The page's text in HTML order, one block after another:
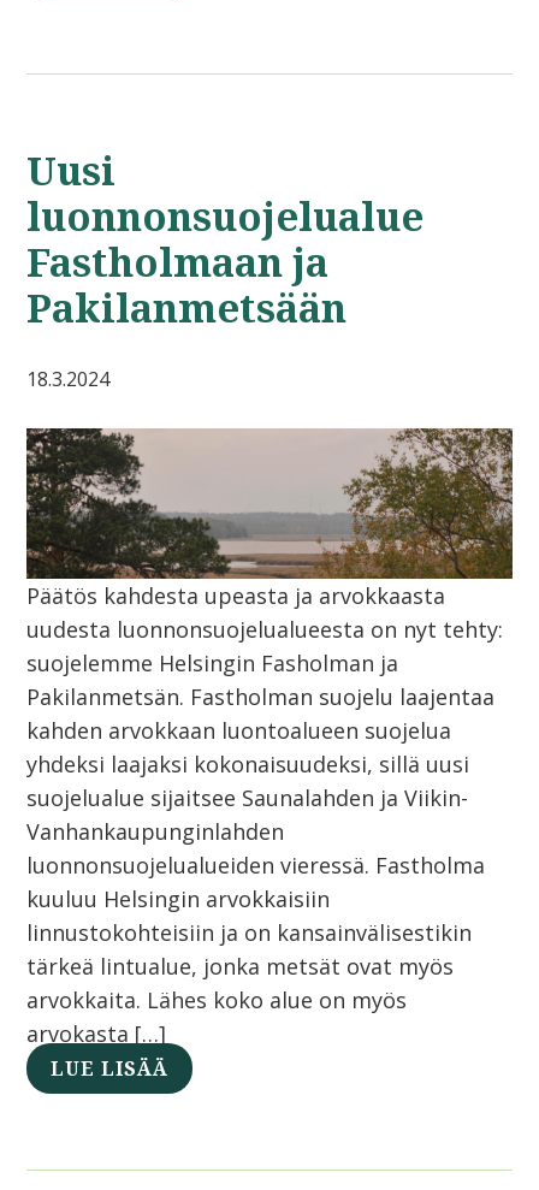
Uusi
luonnonsuojelualue
Fastholmaan ja
Pakilanmetsään
18.3.2024
Päätös kahdesta upeasta ja arvokkaasta
uudesta luonnonsuojelualueesta on nyt tehty:
suojelemme Helsingin Fasholman ja
Pakilanmetsän. Fastholman suojelu laajentaa
kahden arvokkaan luontoalueen suojelua
yhdeksi laajaksi kokonaisuudeksi, sillä uusi
suojelualue sijaitsee Saunalahden ja Viikin-
Vanhankaupunginlahden
luonnonsuojelualueiden vieressä. Fastholma
kuuluu Helsingin arvokkaisiin
linnustokohteisiin ja on kansainvälisestikin
tärkeä lintualue, jonka metsät ovat myös
arvokkaita. Lähes koko alue on myös
arvokasta […]
LUE LISÄÄ